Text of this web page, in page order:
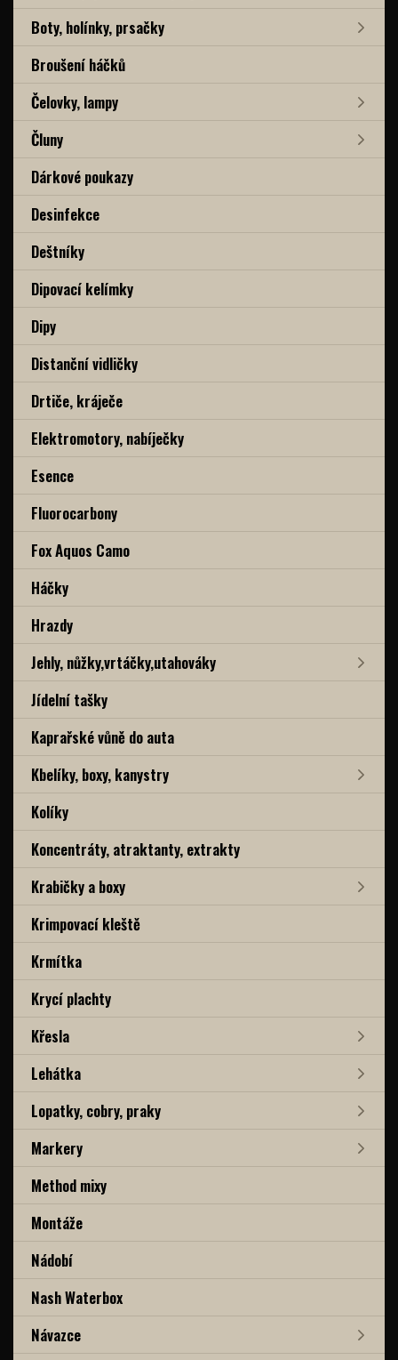
Boty, holínky, prsačky
Broušení háčků
Čelovky, lampy
Čluny
Dárkové poukazy
Desinfekce
Deštníky
Dipovací kelímky
Dipy
Distanční vidličky
Drtiče, kráječe
Elektromotory, nabíječky
Esence
Fluorocarbony
Fox Aquos Camo
Háčky
Hrazdy
Jehly, nůžky,vrtáčky,utahováky
Jídelní tašky
Kaprařské vůně do auta
Kbelíky, boxy, kanystry
Kolíky
Koncentráty, atraktanty, extrakty
Krabičky a boxy
Krimpovací kleště
Krmítka
Krycí plachty
Křesla
Lehátka
Lopatky, cobry, praky
Markery
Method mixy
Montáže
Nádobí
Nash Waterbox
Návazce